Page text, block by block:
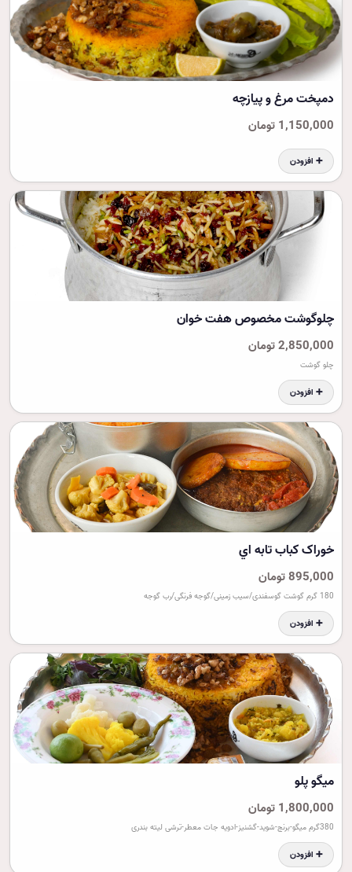
دمپخت مرغ و پيازچه
1,150,000 تومان
➕ افزودن
چلوگوشت مخصوص هفت خوان
2,850,000 تومان
چلو گوشت
➕ افزودن
خوراک کباب تابه اي
895,000 تومان
180 گرم گوشت گوسفندی/سیب زمینی/گوجه فرنگی/رب گوجه
➕ افزودن
ميگو پلو
1,800,000 تومان
380گرم میگو-برنج-شوید-گشنیز-ادویه جات معطر-ترشی لیته بندری
➕ افزودن